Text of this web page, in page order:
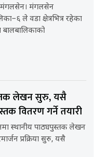
मंगलसेन
ले वडा क्षेत्रभित्र रहेका
बालबालिकाको
लेखन सुरु, यसै
वितरण गर्ने तयारी
स्थानीय पाठ्यपुस्तक लेखन
प्रक्रिया सुरु, यसै